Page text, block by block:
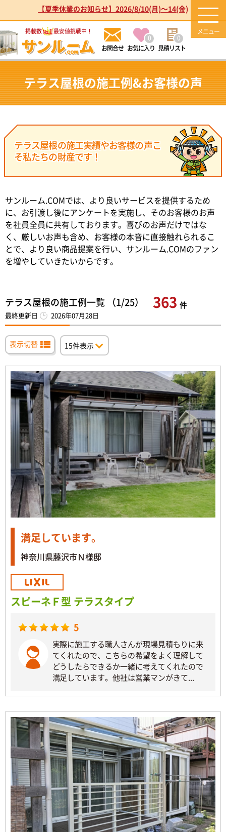
【夏季休業のお知らせ】2026/8/10(月)～14(金)
掲載数No.1最安値挑戦中！
お気に入り
0
見積リスト
0
テラス屋根の施工例&お客様の声
テラス屋根の施工実績やお客様の声こ
そ私たちの財産です！
サンルーム.COMでは、より良いサービスを提供するため
に、お引渡し後にアンケートを実施し、そのお客様のお声
を社員全員に共有しております。喜びのお声だけではな
く、厳しいお声も含め、お客様の本音に直接触れられるこ
とで、より良い商品提案を行い、サンルーム.COMのファン
を増やしていきたいからです。
テラス屋根の施工例一覧 （1/25） 363 件
最終更新日 2026年07月28日
表示切替
満足しています。
神奈川県藤沢市Ｎ様邸
スピーネＦ型 テラスタイプ
5
実際に施工する職人さんが現場見積もりに来
てくれたので、こちらの希望をよく理解して
どうしたらできるか一緒に考えてくれたので
満足しています。他社は営業マンがきて...